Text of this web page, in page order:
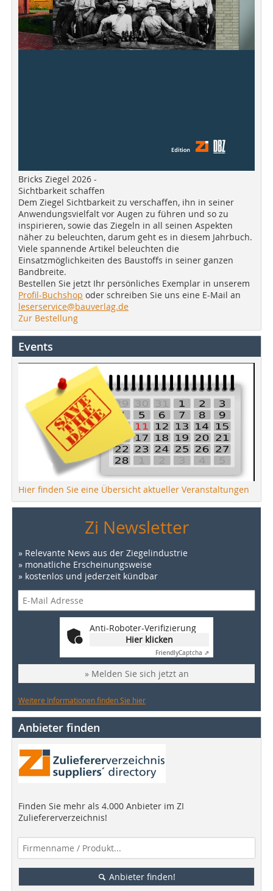
Bricks Ziegel 2026 -
Sichtbarkeit schaffen
Dem Ziegel Sichtbarkeit zu verschaffen, ihn in seiner
Anwendungsvielfalt vor Augen zu führen und so zu
inspirieren, sowie das Ziegeln in all seinen Aspekten
näher zu beleuchten, darum geht es in diesem Jahrbuch.
Viele spannende Artikel beleuchten die
Einsatzmöglichkeiten des Baustoffs in seiner ganzen
Bandbreite.
Bestellen Sie jetzt Ihr persönliches Exemplar in unserem
Profil-Buchshop oder schreiben Sie uns eine E-Mail an
leserservice@bauverlag.de
Zur Bestellung
Events
Hier finden Sie eine Übersicht aktueller Veranstaltungen
Zi Newsletter
» Relevante News aus der Ziegelindustrie
» monatliche Erscheinungsweise
» kostenlos und jederzeit kündbar
Anti-Roboter-Verifizierung
Hier klicken
FriendlyCaptcha ⇗
» Melden Sie sich jetzt an
Weitere Informationen finden Sie hier
Anbieter finden
Finden Sie mehr als 4.000 Anbieter im ZI
Zuliefererverzeichnis!
Anbieter finden!